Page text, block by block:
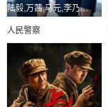
陆毅,万茜,马元,李乃文,王煜,刘海蓝,冯雷
人民警察